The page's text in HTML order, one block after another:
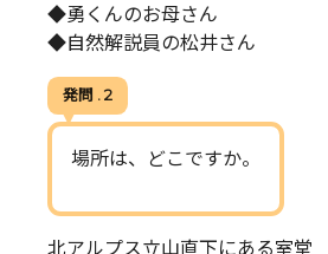
◆勇くんのお母さん
◆自然解説員の松井さん
発問 . 2
場所は、どこですか。
北アルプス立山直下にある室堂